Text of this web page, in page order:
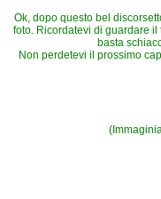
Ok, dopo questo bel
foto. Ricordatevi di guardare
basta
Non perdetevi il prossimo